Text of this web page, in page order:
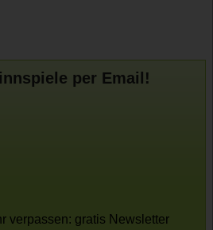
per Email!
verpassen: gratis Newsletter